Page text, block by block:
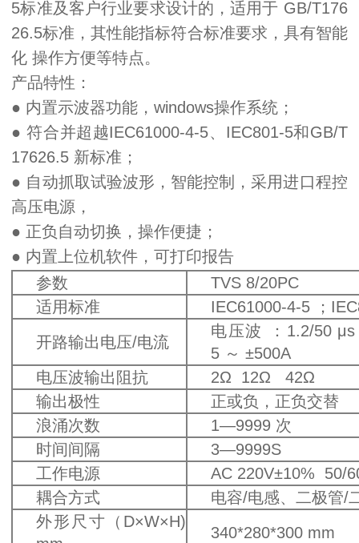
5标准及客户行业要求设计的，适用于 GB/T176
26.5标准，其性能指标符合标准要求，具有智能
化 操作方便等特点。
产品特性：
● 内置示波器功能，windows操作系统；
● 符合并超越IEC61000-4-5、IEC801-5和GB/T
17626.5 新标准；
● 自动抓取试验波形，智能控制，采用进口程控
高压电源，
● 正负自动切换，操作便捷；
● 内置上位机软件，可打印报告
参数
TVS 8/20PC
适用标准
IEC61000-4-5 ；
开路输出电压/电流
电压波 ：1.2/50
5 ～ ±500A
电压波输出阻抗
2Ω 12Ω 42Ω
输出极性
正或负，正负交替
浪涌次数
1—9999 次
时间间隔
3—9999S
工作电源
AC 220V±10% 50/
耦合方式
电容/电感、二极管/
外形尺寸（D×W×H)
340*280*300 mm